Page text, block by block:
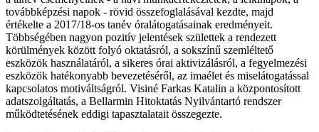
továbbképzési napok - rövid összefoglalásával kezdte, majd
értékelte a 2017/18-os tanév óralátogatásainak eredményeit.
Többségében nagyon pozitív jelentések születtek a rendezett
körülmények között folyó oktatásról, a sokszínű szemléltető
eszközök használatáról, a sikeres órai aktivizálásról, a fegyelmezési
eszközök hatékonyabb bevezetéséről, az imaélet és miselátogatással
kapcsolatos motiváltságról. Visiné Farkas Katalin a központosított
adatszolgáltatás, a Bellarmin Hitoktatás Nyilvántartó rendszer
működtetésének eddigi tapasztalatait összegezte.